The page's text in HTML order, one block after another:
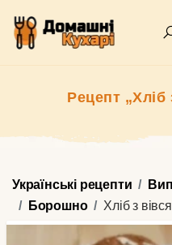
Рецепт „Хліб
Українські рецепти
Борошно
Хліб з